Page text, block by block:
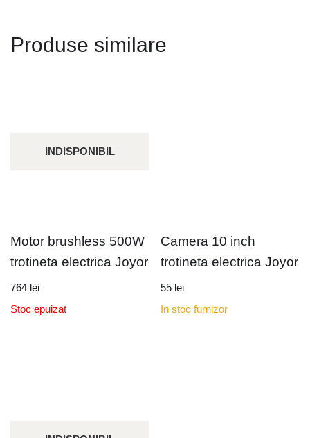
Produse similare
INDISPONIBIL
Motor brushless 500W
trotineta electrica Joyor
764 lei
Stoc epuizat
Camera 10 inch
trotineta electrica Joyor
55 lei
In stoc furnizor